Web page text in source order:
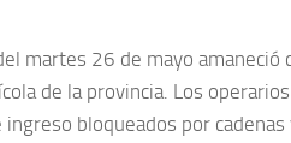
martes 26 de mayo
de la provincia. Los
bloqueados por